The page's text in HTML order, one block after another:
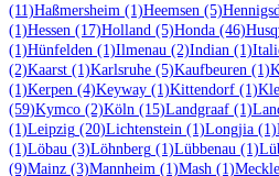
(11)Haßmersheim (1)Heemsen (5)
(1)Hessen (17)Holland (5)Honda (46)
(1)Hünfelden (1)Ilmenau (2)Indian (1)
(2)Kaarst (1)Karlsruhe (5)Kaufbeuren (1)
(1)Kerpen (4)Keyway (1)Kittendorf (1)
(59)Kymco (2)Köln (15)Landgraaf (1)
(1)Leipzig (20)Lichtenstein (1)Longjia (1)
(1)Löbau (3)Löhnberg (1)Lübbenau (1)
(9)Mainz (3)Mannheim (1)Mash (1)